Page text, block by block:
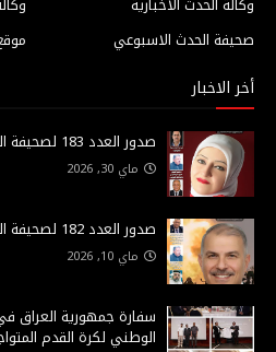
صحيفة الحدث الاسبوعي
أخر الاخبار
صدور العدد 183 لصحيفة الحدث الاسبوعي من لندن
ماي 30, 2026
صدور العدد 182 لصحيفة الحدث الاسبوعي من لندن
ماي 10, 2026
سفارة جمهورية العراق
الوطني لكرة القدم